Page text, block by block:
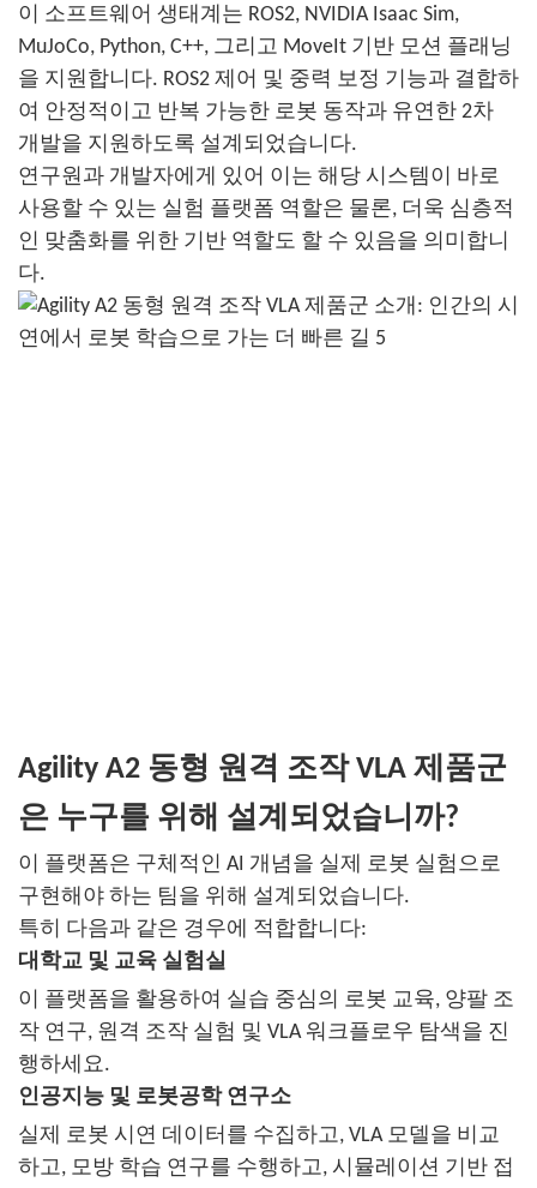
이 소프트웨어 생태계는 ROS2, NVIDIA Isaac Sim,
MuJoCo, Python, C++, 그리고 MoveIt 기반 모션 플래닝
을 지원합니다. ROS2 제어 및 중력 보정 기능과 결합하
여 안정적이고 반복 가능한 로봇 동작과 유연한 2차
개발을 지원하도록 설계되었습니다.
연구원과 개발자에게 있어 이는 해당 시스템이 바로
사용할 수 있는 실험 플랫폼 역할은 물론, 더욱 심층적
인 맞춤화를 위한 기반 역할도 할 수 있음을 의미합니
다.
Agility A2 동형 원격 조작 VLA 제품군
은 누구를 위해 설계되었습니까?
이 플랫폼은 구체적인 AI 개념을 실제 로봇 실험으로
구현해야 하는 팀을 위해 설계되었습니다.
특히 다음과 같은 경우에 적합합니다:
대학교 및 교육 실험실
이 플랫폼을 활용하여 실습 중심의 로봇 교육, 양팔 조
작 연구, 원격 조작 실험 및 VLA 워크플로우 탐색을 진
행하세요.
인공지능 및 로봇공학 연구소
실제 로봇 시연 데이터를 수집하고, VLA 모델을 비교
하고, 모방 학습 연구를 수행하고, 시뮬레이션 기반 접